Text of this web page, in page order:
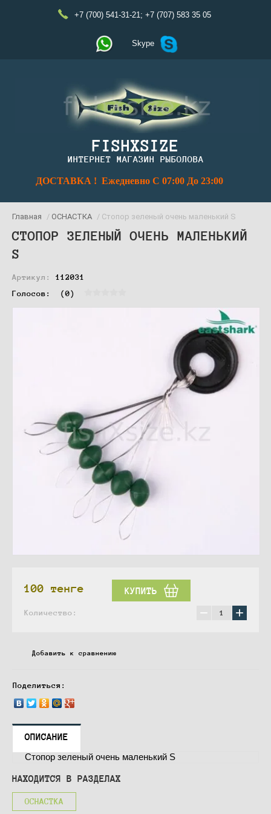
+7 (700) 541-31-21; +7 (707) 583 35 05
Skype
FISHXSIZE
ИНТЕРНЕТ МАГАЗИН РЫБОЛОВА
ДОСТАВКА ! Ежедневно С 07:00 До 23:00
Главная / ОСНАСТКА / Стопор зеленый очень маленький S
СТОПОР ЗЕЛЕНЫЙ ОЧЕНЬ МАЛЕНЬКИЙ
S
Артикул:
112031
Голосов: (0)
100 тенге КУПИТЬ
Количество: − +
Добавить к сравнению
Поделиться:
ОПИСАНИЕ
Стопор зеленый очень маленький S
НАХОДИТСЯ В РАЗДЕЛАХ
ОСНАСТКА